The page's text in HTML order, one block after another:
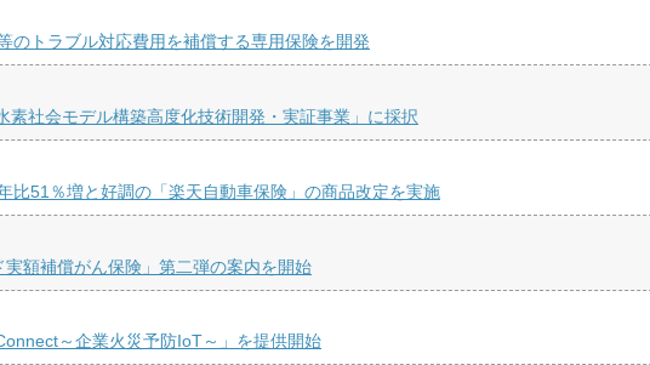
のトラブル対応費用を補償する専用保険を開発
素社会モデル構築高度化技術開発・実証事業」に採択
比51％増と好調の「楽天自動車保険」の商品改定を実施
額補償がん保険」第二弾の案内を開始
～企業火災予防IoT～」を提供開始